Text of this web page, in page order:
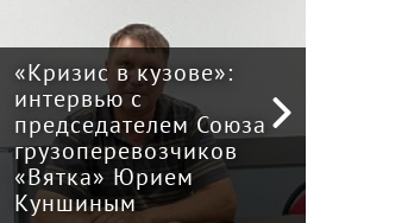
«Кризис в кузове»:
интервью с
председателем Союза
грузоперевозчиков
«Вятка» Юрием
Куншиным